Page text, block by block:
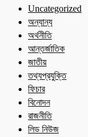
Uncategorized
অন্যান্য
অর্থনীতি
আন্তর্জাতিক
জাতীয়
তথ্যপ্রযুক্তি
ফিচার
বিনোদন
রাজনীতি
লিড নিউজ